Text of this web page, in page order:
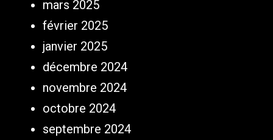
mars 2025
février 2025
janvier 2025
décembre 2024
novembre 2024
octobre 2024
septembre 2024